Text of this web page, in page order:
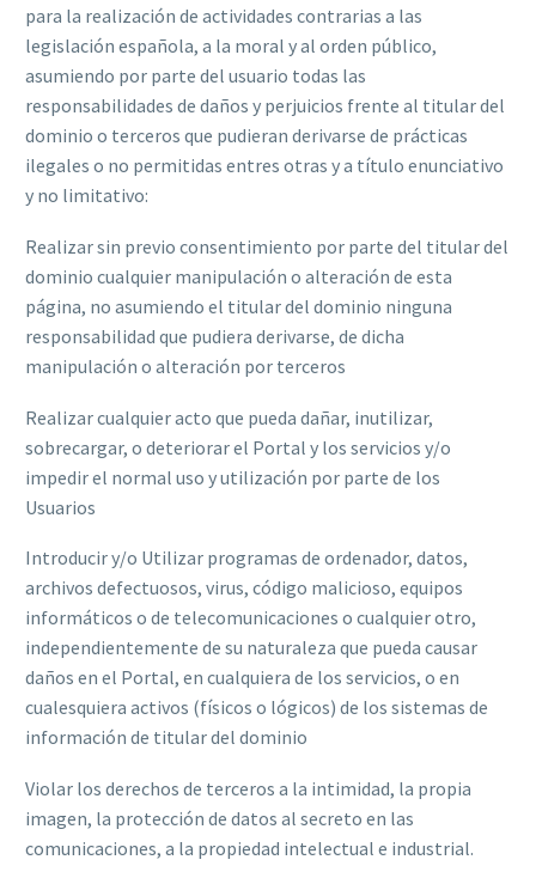
para la realización de actividades contrarias a las
legislación española, a la moral y al orden público,
asumiendo por parte del usuario todas las
responsabilidades de daños y perjuicios frente al titular del
dominio o terceros que pudieran derivarse de prácticas
ilegales o no permitidas entres otras y a título enunciativo
y no limitativo:
Realizar sin previo consentimiento por parte del titular del
dominio cualquier manipulación o alteración de esta
página, no asumiendo el titular del dominio ninguna
responsabilidad que pudiera derivarse, de dicha
manipulación o alteración por terceros
Realizar cualquier acto que pueda dañar, inutilizar,
sobrecargar, o deteriorar el Portal y los servicios y/o
impedir el normal uso y utilización por parte de los
Usuarios
Introducir y/o Utilizar programas de ordenador, datos,
archivos defectuosos, virus, código malicioso, equipos
informáticos o de telecomunicaciones o cualquier otro,
independientemente de su naturaleza que pueda causar
daños en el Portal, en cualquiera de los servicios, o en
cualesquiera activos (físicos o lógicos) de los sistemas de
información de titular del dominio
Violar los derechos de terceros a la intimidad, la propia
imagen, la protección de datos al secreto en las
comunicaciones, a la propiedad intelectual e industrial.